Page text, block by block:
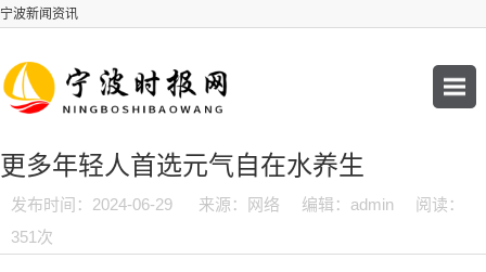
宁波新闻资讯
更多年轻人首选元气自在水养生
发布时间：2024-06-29 来源：网络 编辑：admin
阅读：
351次